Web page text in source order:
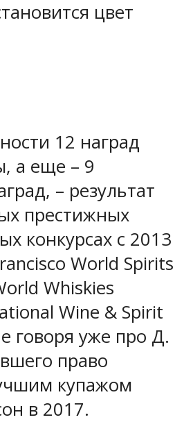
цвет
12 наград
а еще – 9
– результат
престижных
конкурсах с 2013
World Spirits
Whiskies
Wine & Spirit
говоря уже про Д.
право
купажом
в 2017.